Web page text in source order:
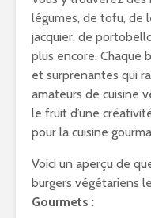
légumes, de tofu, de
jacquier, de
plus encore. Chaque
et surprenantes qui
amateurs de cuisine
le fruit d’une
pour la cuisine
Voici un aperçu de
burgers végétariens
Gourmets :